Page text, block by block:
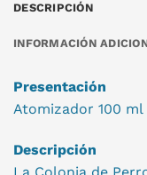
DESCRIPCIÓN
INFORMACIÓN
Presentación
Atomizador 100 ml
Descripción